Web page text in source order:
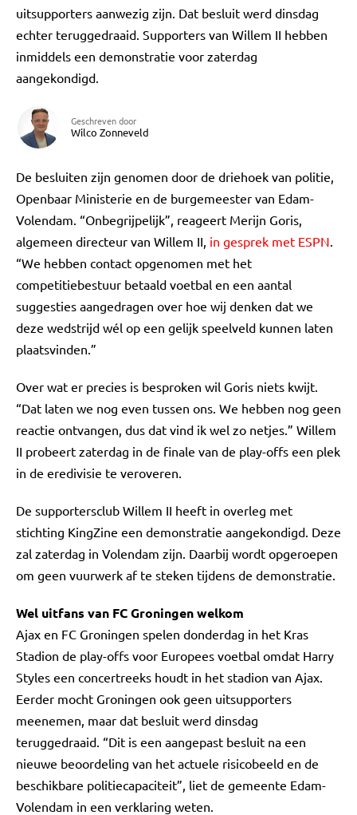
uitsupporters aanwezig zijn. Dat besluit werd dinsdag
echter teruggedraaid. Supporters van Willem II hebben
inmiddels een demonstratie voor zaterdag
aangekondigd.
Geschreven door
Wilco Zonneveld
De besluiten zijn genomen door de driehoek van politie,
Openbaar Ministerie en de burgemeester van Edam-
Volendam. “Onbegrijpelijk”, reageert Merijn Goris,
algemeen directeur van Willem II, in gesprek met ESPN.
“We hebben contact opgenomen met het
competitiebestuur betaald voetbal en een aantal
suggesties aangedragen over hoe wij denken dat we
deze wedstrijd wél op een gelijk speelveld kunnen laten
plaatsvinden.”
Over wat er precies is besproken wil Goris niets kwijt.
“Dat laten we nog even tussen ons. We hebben nog geen
reactie ontvangen, dus dat vind ik wel zo netjes.” Willem
II probeert zaterdag in de finale van de play-offs een plek
in de eredivisie te veroveren.
De supportersclub Willem II heeft in overleg met
stichting KingZine een demonstratie aangekondigd. Deze
zal zaterdag in Volendam zijn. Daarbij wordt opgeroepen
om geen vuurwerk af te steken tijdens de demonstratie.
Wel uitfans van FC Groningen welkom
Ajax en FC Groningen spelen donderdag in het Kras
Stadion de play-offs voor Europees voetbal omdat Harry
Styles een concertreeks houdt in het stadion van Ajax.
Eerder mocht Groningen ook geen uitsupporters
meenemen, maar dat besluit werd dinsdag
teruggedraaid. “Dit is een aangepast besluit na een
nieuwe beoordeling van het actuele risicobeeld en de
beschikbare politiecapaciteit”, liet de gemeente Edam-
Volendam in een verklaring weten.